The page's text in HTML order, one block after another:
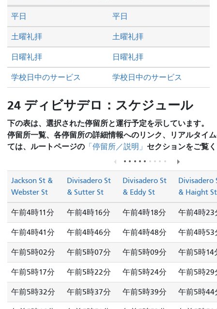
土曜礼拝 土曜礼拝
日曜礼拝 日曜礼拝
平日 平日
学校日中のサービス 学校日中のサービス
24 ディビサデロ：スケジュール
下の表は、選択された停留所と運行予定を示しています。
停留所一覧、各停留所の詳細情報へのリンク、リアルタイ
ては、ルートページの 「停留所／説明」 セクションをご覧
Jackson St &
Webster St
Divisadero St
& Sutter St
Divisadero St
& Eddy St
Divisadero
& Haight St
午前4時11分 午前4時16分 午前4時18分 午前4時23
午前4時41分 午前4時46分 午前4時48分 午前4時53
午前5時02分 午前5時07分 午前5時09分 午前5時14
午前5時17分 午前5時22分 午前5時24分 午前5時29
午前5時32分 午前5時37分 午前5時39分 午前5時44